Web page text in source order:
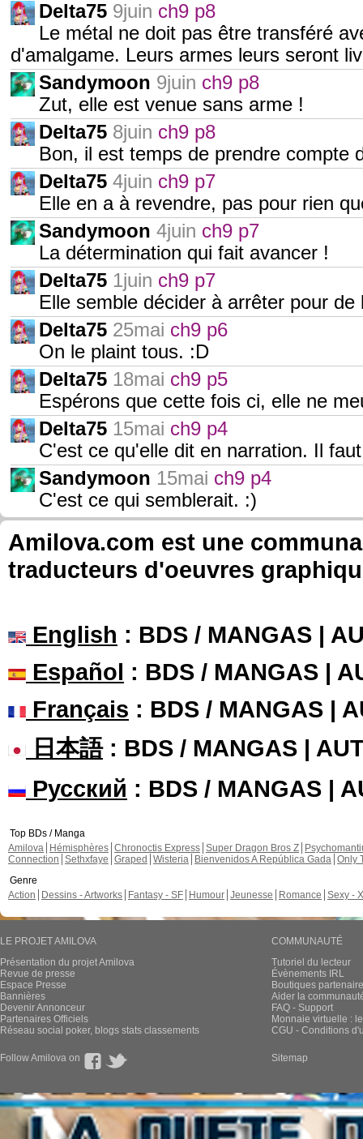
Delta75 9juin ch9 p8
Le métal ne doit pas être transféré
d'amalgame. Leurs armes leurs seront
Sandymoon 9juin ch9 p8
Zut, elle est venue sans arme !
Delta75 8juin ch9 p8
Bon, il est temps de prendre compte
Delta75 4juin ch9 p7
Elle en a à revendre, pas pour rien
Sandymoon 4juin ch9 p7
La détermination qui fait avancer !
Delta75 1juin ch9 p7
Elle semble décider à arrêter pour
Delta75 25mai ch9 p6
On le plaint tous. :D
Delta75 18mai ch9 p5
Espérons que cette fois ci, elle ne
Delta75 15mai ch9 p4
C'est ce qu'elle dit en narration. Il
Sandymoon 15mai ch9 p4
C'est ce qui semblerait. :)
Amilova.com est une
traducteurs d'oeuvres
English : BDS / MANGAS |
Español : BDS / MANGAS |
Français : BDS / MANGAS |
日本語: BDS / MANGAS |
Русский : BDS / MANGAS |
Top BDs / Manga
Amilova
Hémisphères Chronoctis Express Super Dragon Bros Z
Connection Sethxfaye Graped Wisteria Bienvenidos A República Gada Only
Genre
Action
Dessins - Artworks Fantasy - SF Humour Jeunesse Romance Sexy -
LE PROJET AMILOVA
Présentation du projet Amilova
Revue de presse
Espace Presse
Bannières
Devenir Annonceur
Partenaires Officiels
Réseau social poker, blogs stats classements
COMMUNAUTÉ
Tutoriel du lecteur
Évènements IRL
Boutiques
Aider la
FAQ - Support
Monnaie virtuelle :
CGU - Conditions
Follow Amilova on Sitemap